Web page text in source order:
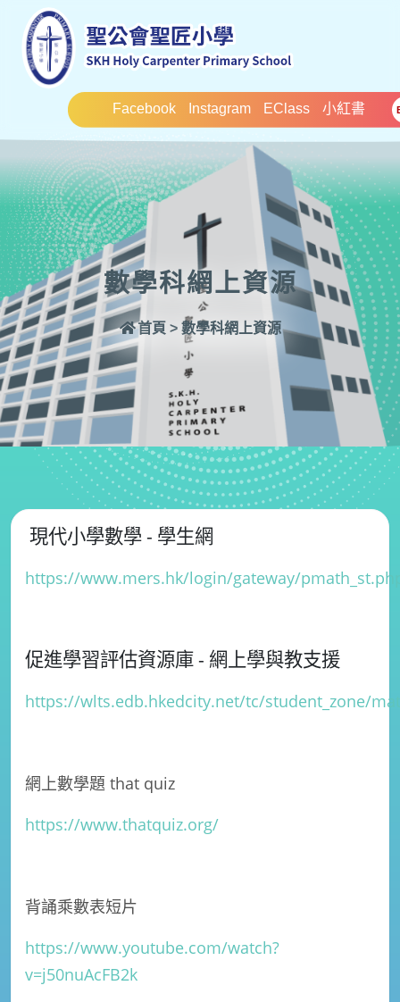
Facebook Instagram EClass 小紅書
數學科網上資源
首頁 > 數學科網上資源
現代小學數學 - 學生網
https://www.mers.hk/login/gateway/
促進學習評估資源庫- 網上學與教支援
https://wlts.edb.hkedcity.net/tc/student_zone/
網上數學題 that quiz
https://www.thatquiz.org/
背誦乘數表短片
https://www.youtube.com/watch?
v=j50nuAcFB2k